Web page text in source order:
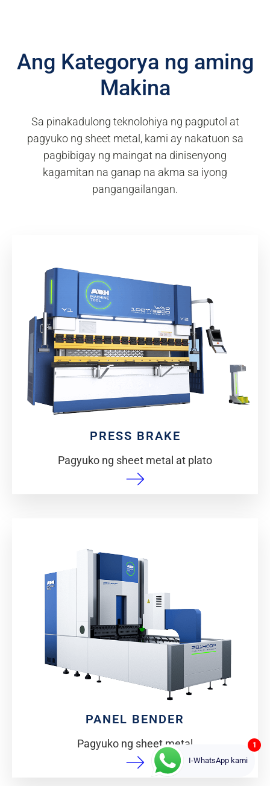
Ang Kategorya ng aming
Makina
Sa pinakadulong teknolohiya ng pagputol at
pagyuko ng sheet metal, kami ay nakatuon sa
pagbibigay ng maingat na dinisenyong
kagamitan na ganap na akma sa iyong
pangangailangan.
PRESS BRAKE
Pagyuko ng sheet metal at plato
PANEL BENDER
Pagyuko ng sheet metal 1
I-WhatsApp kami